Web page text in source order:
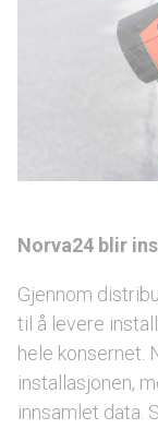
Norva24 blir
Gjennom
til å levere
hele konsernet.
installasjonen,
innsamlet data.